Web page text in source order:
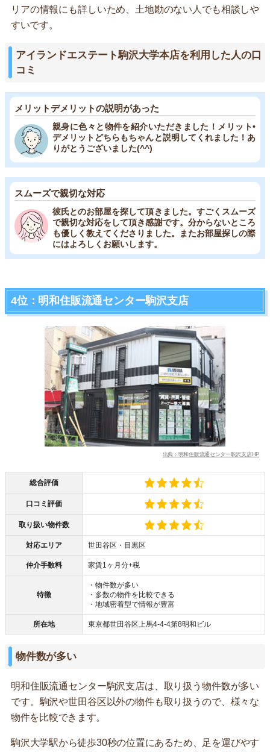
リアの情報にも詳しいため、土地勘のない人でも相談しや
すいです。
アイランドエステート駒沢大学本店を利用した人の口
コミ
メリットデメリットの説明があった
親身に色々と物件を紹介いただきました！メリット•
デメリットどちらもちゃんと説明してくれました！あ
りがとうございました(^^)
スムーズで親切な対応
彼氏とのお部屋を探して頂きました。すごくスムーズ
で親切な対応をして頂き感謝です。分からないところ
も優しく教えてくださりました。またお部屋探しの際
にはよろしくお願いします。
4位：明和住販流通センター駒沢支店
出典：明和住販流通センター駒沢支店HP
総合評価
口コミ評価
取り扱い物件数
対応エリア 世田谷区・目黒区
仲介手数料 家賃1ヶ月分+税
特徴
・物件数が多い
・多数の物件を比較できる
・地域密着型で情報が豊富
所在地 東京都世田谷区上馬4-4-4第8明和ビル
物件数が多い
明和住販流通センター駒沢支店は、取り扱う物件数が多い
です。駒沢や世田谷区以外の物件も取り扱うので、様々な
物件を比較できます。
駒沢大学駅から徒歩30秒の位置にあるため、足を運びやす